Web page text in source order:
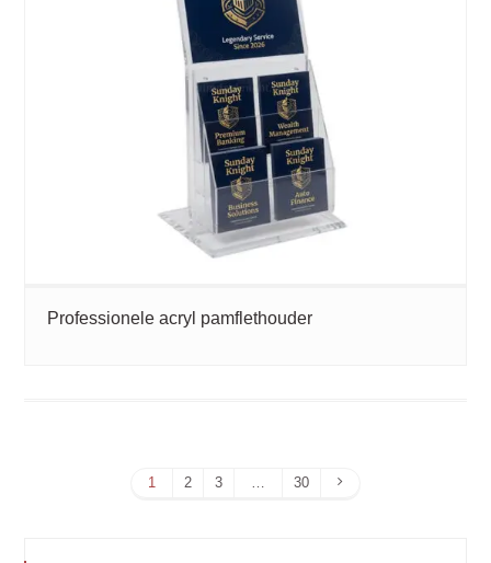
Professionele acryl pamflethouder
1 2 3 30 Volgende